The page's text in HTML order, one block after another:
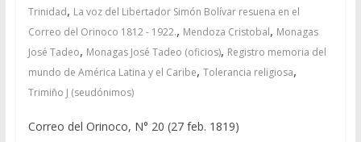
Trinidad, La voz del Libertador Simón Bolívar resuena en el
Correo del Orinoco 1812 - 1922., Mendoza Cristobal, Monagas
José Tadeo, Monagas José Tadeo (oficios), Registro memoria del
mundo de América Latina y el Caribe, Tolerancia religiosa,
Trimiño J (seudónimos)
Correo del Orinoco, N° 20 (27 feb. 1819)